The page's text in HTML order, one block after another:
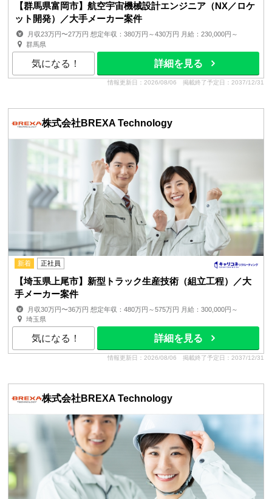
【群馬県富岡市】航空宇宙機械設計エンジニア（NX／ロケ
ット開発）／大手メーカー案件
月収23万円〜27万円 想定年収：380万円～430万円 月給：230,000円～
270,000円 月額(基本給)：230,000円～270,0...
群馬県
気になる！ 詳細を見る
情報更新日：2026/08/06 掲載終了予定日：2037/12/31
株式会社BREXA Technology
新着 正社員
【埼玉県上尾市】新型トラック生産技術（組立工程）／大
手メーカー案件
月収30万円〜36万円 想定年収：480万円～575万円 月給：300,000円～
360,000円 月額(基本給)：300,000円～360,0...
埼玉県
気になる！ 詳細を見る
情報更新日：2026/08/06 掲載終了予定日：2037/12/31
株式会社BREXA Technology